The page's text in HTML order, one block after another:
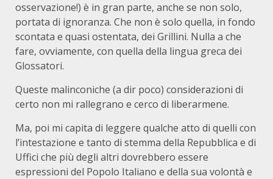
osservazione!) è in gran parte, anche se non solo,
portata di ignoranza. Che non è solo quella, in fondo
scontata e quasi ostentata, dei Grillini. Nulla a che
fare, ovviamente, con quella della lingua greca dei
Glossatori.
Queste malinconiche (a dir poco) considerazioni di
certo non mi rallegrano e cerco di liberarmene.
Ma, poi mi capita di leggere qualche atto di quelli con
l’intestazione e tanto di stemma della Repubblica e di
Uffici che più degli altri dovrebbero essere
espressioni del Popolo Italiano e della sua volontà e